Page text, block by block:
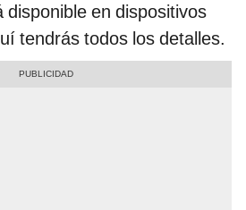
disponible en dispositivos
tendrás todos los detalles.